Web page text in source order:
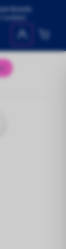
Brands